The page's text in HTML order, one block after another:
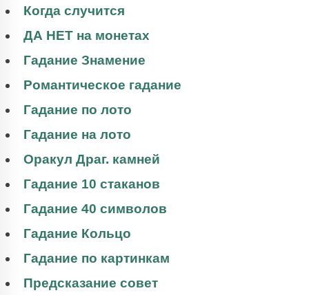
Когда случится
ДА НЕТ на монетах
Гадание Знамение
Романтическое гадание
Гадание по лото
Гадание на лото
Оракул Драг. камней
Гадание 10 стаканов
Гадание 40 символов
Гадание Кольцо
Гадание по картинкам
Предсказание совет